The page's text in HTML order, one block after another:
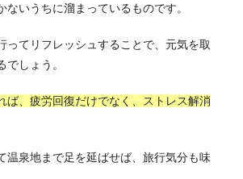
ないうちに溜まっているものです。
ってリフレッシュすることで、元気を取
でしょう。
ば、疲労回復だけでなく、ストレス解消
温泉地まで足を延ばせば、旅行気分も味